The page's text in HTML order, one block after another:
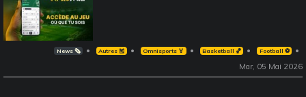
News 🗞️ Autres 🎽 Omnisports 🏅 Basketball 🏀 Football ⚽️
Mar, 05 Mai 2026